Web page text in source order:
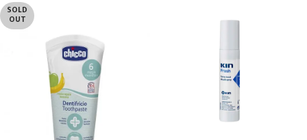
SOLD
OUT